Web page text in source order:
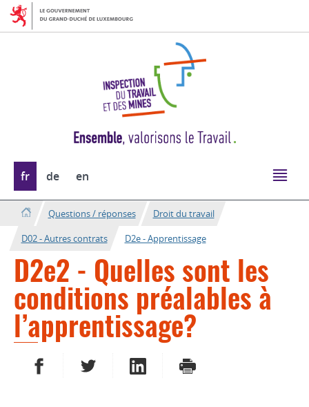
Aller
Aller
au
Changer
de
langue
fr de en
Questions / réponses
Droit du travail
D02 - Autres contrats
D2e - Apprentissage
D2e2 - Quelles sont les
conditions préalables à
l’apprentissage?
PARTAGER SUR FACEBOOK
PARTAGER SUR TWITTER
PARTAGER SUR LINKEDIN
IMPRIMER